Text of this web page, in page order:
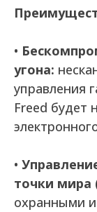
•
угона:
управления
Freed
•
точки мира
охранными